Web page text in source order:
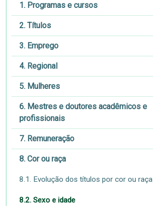
1. Programas e cursos
2. Títulos
3. Emprego
4. Regional
5. Mulheres
6. Mestres e doutores acadêmicos e
profissionais
7. Remuneração
8. Cor ou raça
8.1. Evolução dos títulos por cor ou raça
8.2. Sexo e idade